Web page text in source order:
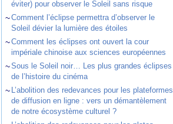
éviter) pour observer le Soleil sans risque
~Comment l’éclipse permettra d’observer le
Soleil dévier la lumière des étoiles
~Comment les éclipses ont ouvert la cour
impériale chinoise aux sciences européennes
~Sous le Soleil noir… Les plus grandes éclipses
de l’histoire du cinéma
~ L’abolition des redevances pour les plateformes
de diffusion en ligne : vers un démantèlement
de notre écosystème culturel ?